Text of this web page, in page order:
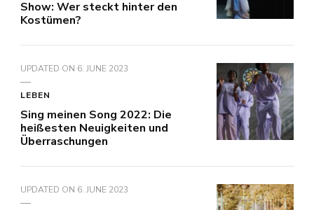
Show: Wer steckt hinter den
Kostümen?
UPDATED ON 6. JUNE 2023
LEBEN
Sing meinen Song 2022: Die
heißesten Neuigkeiten und
Überraschungen
UPDATED ON 6. JUNE 2023